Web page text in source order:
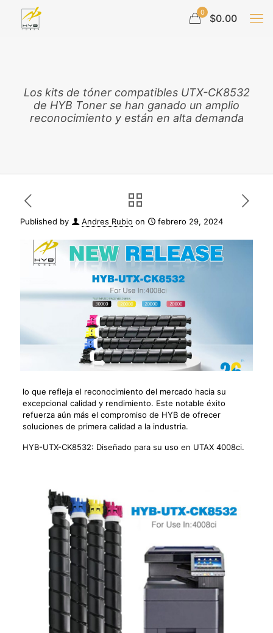
0 $0.00
Los kits de tóner compatibles UTX-CK8532
de HYB Toner se han ganado un amplio
reconocimiento y están en alta demanda
Published by Andres Rubio on febrero 29, 2024
lo que refleja el reconocimiento del mercado hacia su
excepcional calidad y rendimiento. Este notable éxito
refuerza aún más el compromiso de HYB de ofrecer
soluciones de primera calidad a la industria.
HYB-UTX-CK8532: Diseñado para su uso en UTAX 4008ci.